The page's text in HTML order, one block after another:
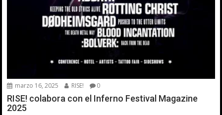
marzo 16, 2025 RISE! 0
RISE! colabora con el Inferno Festival Magazine
2025